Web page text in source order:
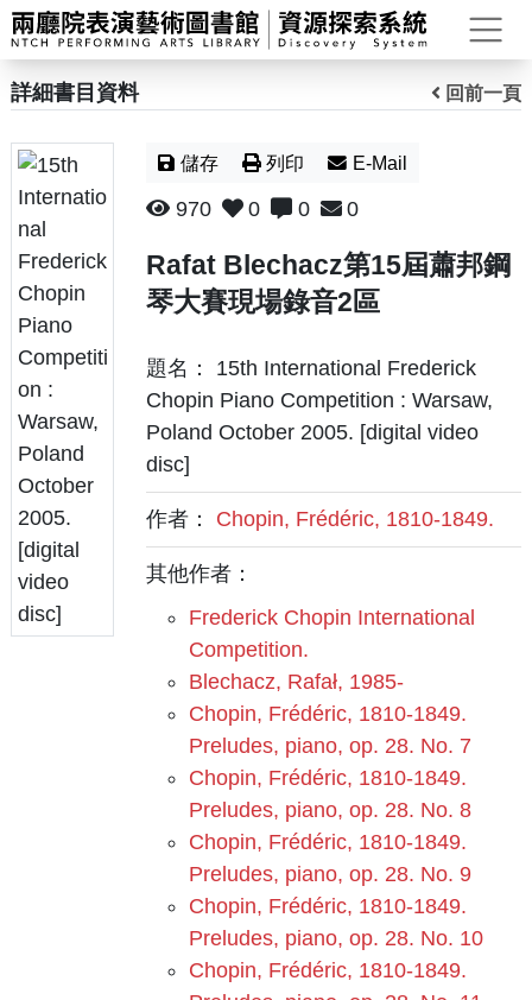
打
詳細書目資料 回前一頁
儲存 列印 E-Mail
970 0 0 0
Rafat Blechacz第15屆蕭邦鋼
琴大賽現場錄音2區
題名： 15th International Frederick
Chopin Piano Competition : Warsaw,
Poland October 2005. [digital video
disc]
作者： Chopin, Frédéric, 1810-1849.
其他作者：
Frederick Chopin International
Competition.
Blechacz, Rafał, 1985-
Chopin, Frédéric, 1810-1849.
Preludes, piano, op. 28. No. 7
Chopin, Frédéric, 1810-1849.
Preludes, piano, op. 28. No. 8
Chopin, Frédéric, 1810-1849.
Preludes, piano, op. 28. No. 9
Chopin, Frédéric, 1810-1849.
Preludes, piano, op. 28. No. 10
Chopin, Frédéric, 1810-1849.